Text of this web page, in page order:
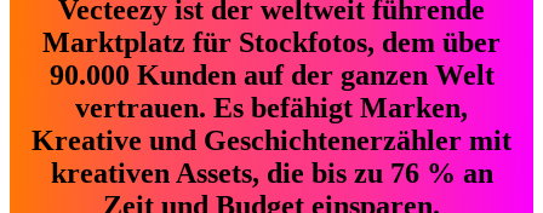
Vecteezy ist der weltweit führende
Marktplatz für Stockfotos, dem über
90.000 Kunden auf der ganzen Welt
vertrauen. Es befähigt Marken,
Kreative und Geschichtenerzähler mit
kreativen Assets, die bis zu 76 % an
Zeit und Budget einsparen.